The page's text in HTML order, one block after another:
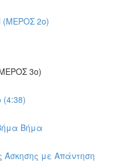
(ΜΕΡΟΣ 2o)
3o)
Βήμα
Άσκησης με Απάντηση